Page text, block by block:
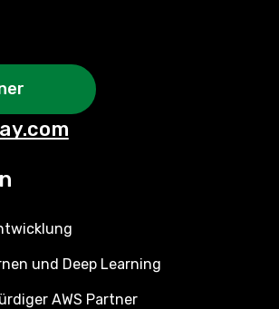
und Deep Learning
AWS Partner